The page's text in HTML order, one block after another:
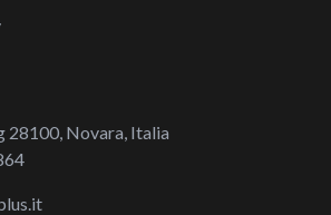
28100, Novara, Italia